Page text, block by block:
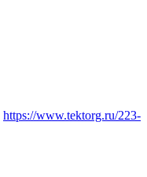
https://www.tektorg.ru/223-